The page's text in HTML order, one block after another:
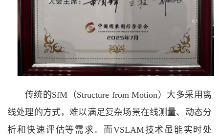
传统的SfM（Structure from Motion）大多采用离
线处理的方式，难以满足复杂场景在线测量、动态分
析和快速评估等需求。而VSLAM技术虽能实时处